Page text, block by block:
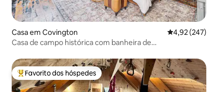
Casa em Covington Classificação
4,92 (247)
Casa de campo histórica com banheira de
MainStrasse
Favoritos dos hóspedes mais apreciados
Favorito dos hóspedes